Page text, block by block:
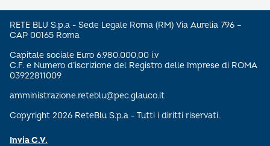
RETE BLU S.p.a - Sede Legale Roma (RM) Via Aurelia 796 –
CAP 00165 Roma
Capitale sociale Euro 6.980.000,00 i.v
C.F. e Numero d’iscrizione del Registro delle Imprese di ROMA
03922811009
amministrazione.reteblu@pec.glauco.it
Copyright 2026 ReteBlu S.p.a - Tutti i diritti riservati.
Invia C.V.